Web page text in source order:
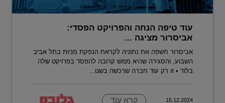
עוד טיפה הנחה והפרויקט הפסדי:
אביסרור מציגה ...
אביסרור חשפה את נתוניה לקראת הנפקת מניות בתל אביב
השבוע, והסגירה שהיא ממש קרובה להפסד בפרויקט שלה
בלוד • זו רק עוד חברה שרכשה בשנו...
15.12.2024 קרא עוד